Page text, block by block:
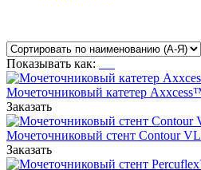
Показывать как:
Мочеточниковый катетер
Заказать
Мочеточниковый стент Contour
Заказать